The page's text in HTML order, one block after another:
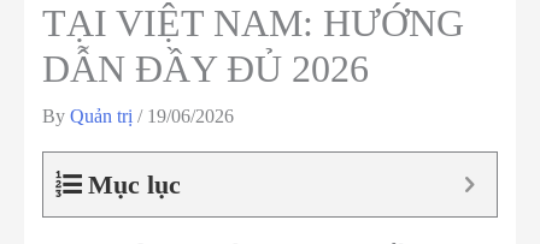
TẠI VIỆT NAM: HƯỚNG
DẪN ĐẦY ĐỦ 2026
By Quản trị / 19/06/2026
Mục lục